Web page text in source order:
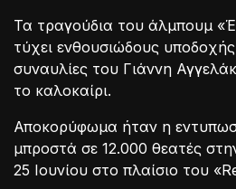
Τα τραγούδια του άλμπουμ
τύχει ενθουσιώδους
συναυλίες του Γιάννη
το καλοκαίρι.
Αποκορύφωμα ήταν η
μπροστά σε 12.000 θεατές
25 Ιουνίου στο πλαίσιο του